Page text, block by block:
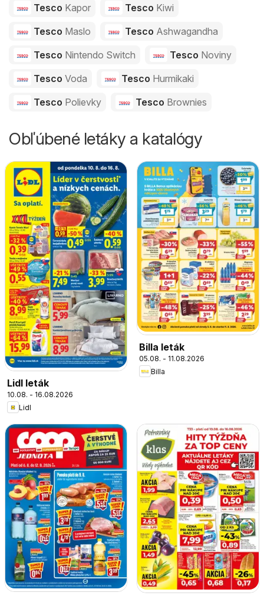
Tesco Kapor Tesco Kiwi
Tesco Maslo Tesco Ashwagandha
Tesco Nintendo Switch Tesco Noviny
Tesco Voda Tesco Hurmikaki
Tesco Polievky Tesco Brownies
Obľúbené letáky a katalógy
Lidl leták
10.08. - 16.08.2026
Lidl
Billa leták
05.08. - 11.08.2026
Billa